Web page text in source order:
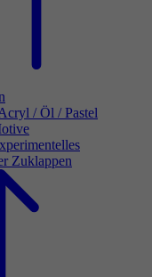
/ Öl / Pastel
Zuklappen